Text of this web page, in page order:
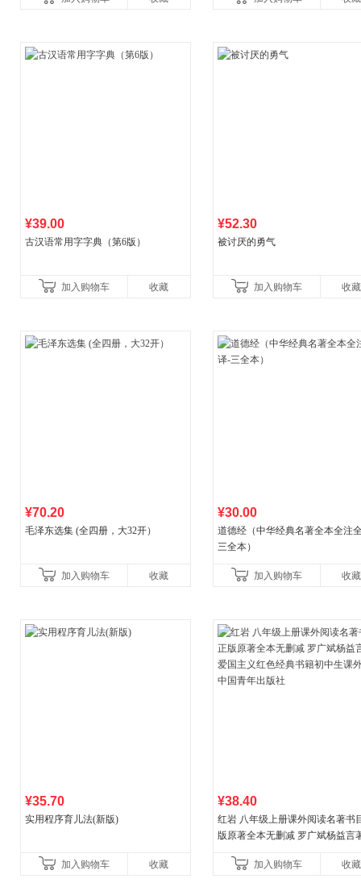
¥39.00
古汉语常用字字典（第6版）
加入购物车 收藏
¥52.30
被讨厌的勇气
加入购物车 收藏
¥70.20
毛泽东选集 (全四册，大32开）
加入购物车 收藏
¥30.00
道德经（中华经典名著全本全注
三全本）
加入购物车 收藏
¥35.70
实用程序育儿法(新版)
加入购物车 收藏
¥38.40
红岩 八年级上册课外阅读名著书
版原著全本无删减 罗广斌杨益言
国青年出版社加入购物车 收藏